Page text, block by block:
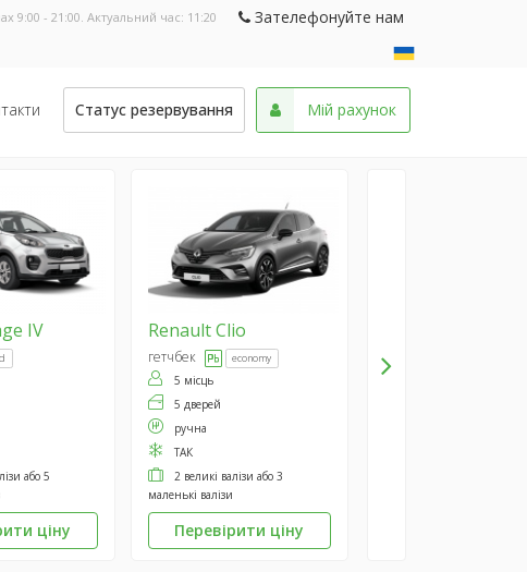
9:00 - 21:00. Актуальний час: 11:20 Зателефонуйте нам
Статус резервування Мій рахунок
IV
або 5
ціну
RenaultClio
гетчбек economy
5 місць
5 дверей
ручна
ТАК
2 великі валізи або 3
маленькі валізи
Перевірити ціну